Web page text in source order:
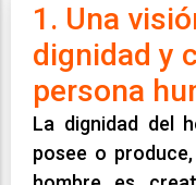
1. Una
dignidad y
persona
La dignidad del
posee o